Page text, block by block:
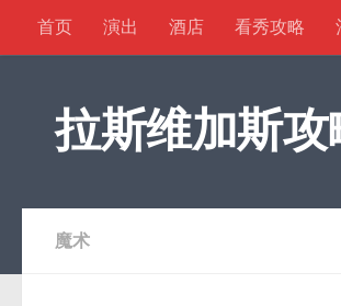
Skip to content
首页 演出 酒店 看秀攻略
拉斯维加斯攻
魔术